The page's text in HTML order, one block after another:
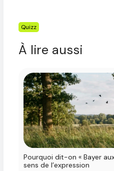
Étiquettes
Quizz
À lire aussi
Pourquoi dit-on « Bayer
sens de l’expression